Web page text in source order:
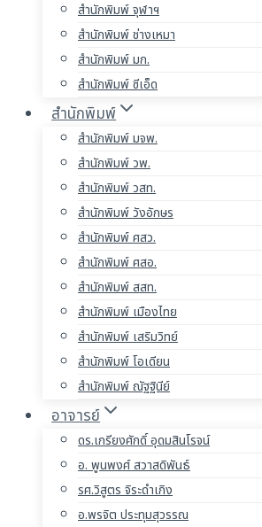
สำนักพิมพ์ จุฬาฯ
สำนักพิมพ์ ช่างเหมา
สำนักพิมพ์ มก.
สำนักพิมพ์ ซีเอ็ด
สำนักพิมพ์
สำนักพิมพ์ มจพ.
สำนักพิมพ์ วพ.
สำนักพิมพ์ วสท.
สำนักพิมพ์ วังอักษร
สำนักพิมพ์ ศสว.
สำนักพิมพ์ ศสอ.
สำนักพิมพ์ สสท.
สำนักพิมพ์ เมืองไทย
สำนักพิมพ์ เสริมวิทย์
สำนักพิมพ์ โอเดียน
สำนักพิมพ์ ณัฐฐินีย์
อาจารย์
ดร.เกรียงศักดิ์ อุดมสินโรจน์
อ. พูนพงศ์ สวาสดิพันธ์
รศ.วิสูตร จิระดำเกิง
อ.พรจิต ประทุมสุวรรณ